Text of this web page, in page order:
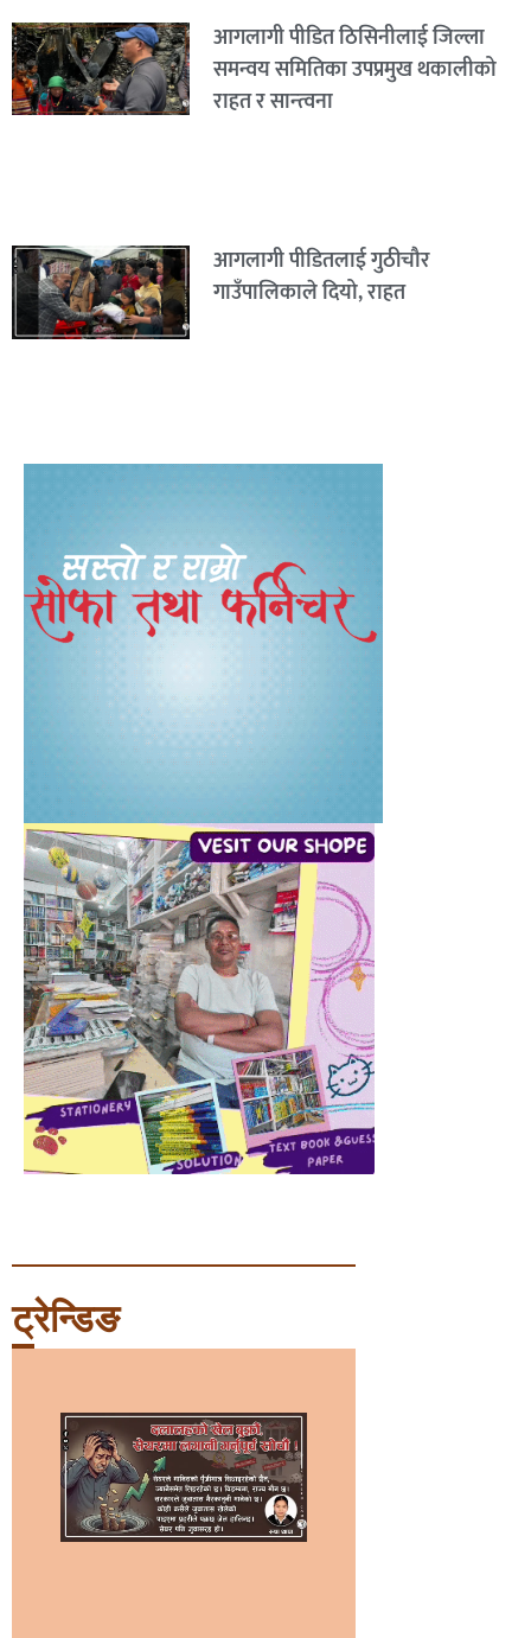
आगलागी पीडित ठिसिनीलाई जिल्ला
समन्वय समितिका उपप्रमुख थकालीको
राहत र सान्त्वना
आगलागी पीडितलाई गुठीचौर
गाउँपालिकाले दियो, राहत
ट्रेन्डिङ